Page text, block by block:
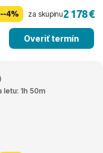
--4% za skupinu2 178 €
Overiť termín
letu: 1h 50m